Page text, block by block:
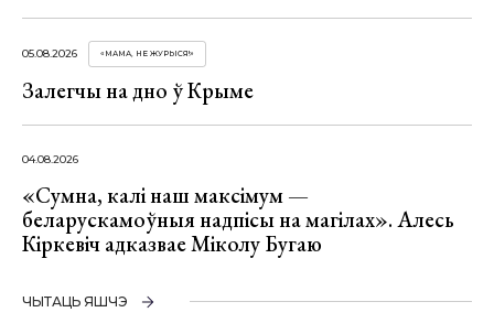
05.08.2026 «МАМА, НЕ ЖУРЫСЯ!»
Залегчы на дно ў Крыме
04.08.2026
«Сумна, калі наш максімум —
беларускамоўныя надпісы на магілах». Алесь
Кіркевіч адказвае Міколу Бугаю
ЧЫТАЦЬ ЯШЧЭ